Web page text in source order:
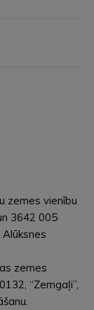
zemes vienību
3642 005
zemes
“Zemgaļi”,